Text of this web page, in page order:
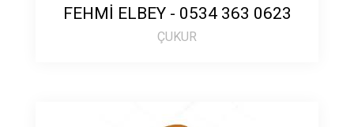
FEHMİ ELBEY - 0534 363 0623
ÇUKUR